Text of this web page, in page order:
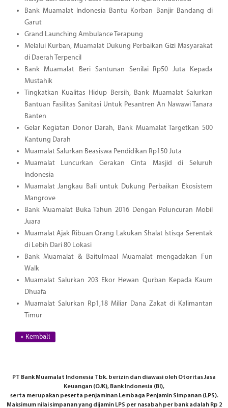
Bank Muamalat Indonesia Bantu Korban Banjir Bandang di
Garut
Grand Launching Ambulance Terapung
Melalui Kurban, Muamalat Dukung Perbaikan Gizi Masyarakat
di Daerah Terpencil
Bank Muamalat Beri Santunan Senilai Rp50 Juta Kepada
Mustahik
Tingkatkan Kualitas Hidup Bersih, Bank Muamalat Salurkan
Bantuan Fasilitas Sanitasi Untuk Pesantren An Nawawi Tanara
Banten
Gelar Kegiatan Donor Darah, Bank Muamalat Targetkan 500
Kantung Darah
Muamalat Salurkan Beasiswa Pendidikan Rp150 Juta
Muamalat Luncurkan Gerakan Cinta Masjid di Seluruh
Indonesia
Muamalat Jangkau Bali untuk Dukung Perbaikan Ekosistem
Mangrove
Bank Muamalat Buka Tahun 2016 Dengan Peluncuran Mobil
Juara
Muamalat Ajak Ribuan Orang Lakukan Shalat Istisqa Serentak
di Lebih Dari 80 Lokasi
Bank Muamalat & Baitulmaal Muamalat mengadakan Fun
Walk
Muamalat Salurkan 203 Ekor Hewan Qurban Kepada Kaum
Dhuafa
Muamalat Salurkan Rp1,18 Miliar Dana Zakat di Kalimantan
Timur
« Kembali
PT Bank Muamalat Indonesia Tbk. berizin dan diawasi oleh Otoritas Jasa
Keuangan (OJK), Bank Indonesia (BI),
serta merupakan peserta penjaminan Lembaga Penjamin Simpanan (LPS).
Maksimum nilai simpanan yang dijamin LPS per nasabah per bank adalah Rp 2